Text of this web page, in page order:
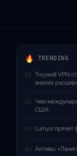
TRENDING
01 Troywell VPN
анализ
02 Чем
США
03 Lumysi прячет
04 Активы